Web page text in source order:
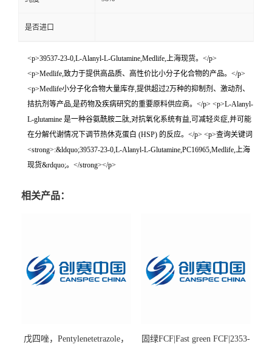
是否进口
<p>39537-23-0,L-Alanyl-L-Glutamine,Medlife,上海现货。</p>
<p>Medlife,致力于提供高品质、高性价比小分子化合物的产品。</p>
<p>Medlife小分子化合物大量库存,提供超过2万种的抑制剂、激动剂、
拮抗剂等产品,是药物及疾病研究的重要原料供应商。</p> <p>L-Alanyl-
L-glutamine 是一种谷氨酰胺二肽,对抗氧化系统有益,可减轻炎症,并可能
在分解代谢情况下调节热休克蛋白 (HSP) 的反应。</p> <p>查询关键词
<strong>:&ldquo;39537-23-0,L-Alanyl-L-Glutamine,PC16965,Medlife,上海
现货&rdquo;。</strong></p>
相关产品：
戊四唑，Pentylenetetrazole，
固绿FCF|Fast green FCF|2353-